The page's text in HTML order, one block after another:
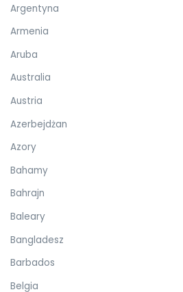
Argentyna
Armenia
Aruba
Australia
Austria
Azerbejdżan
Azory
Bahamy
Bahrajn
Baleary
Bangladesz
Barbados
Belgia